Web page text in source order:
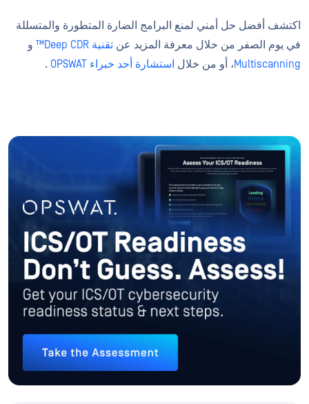
اكتشف أفضل حل أمني لمنع البرامج الضارة المتطورة والمتسللة
في يوم الصفر من خلال معرفة المزيد عن تقنية Deep CDR™
و
Multiscanning، أو من خلال استشارة أحد خبراء OPSWAT .